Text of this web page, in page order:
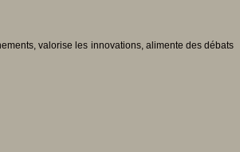
valorise les innovations, alimente des débats